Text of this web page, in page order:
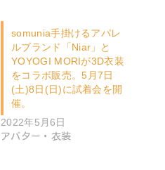
somunia手掛けるアパレ
ルブランド「Niar」と
YOYOGI MORIが3D衣装
をコラボ販売。5月7日
(土)8日(日)に試着会を開
催。
2022年5月6日
アバター・衣装